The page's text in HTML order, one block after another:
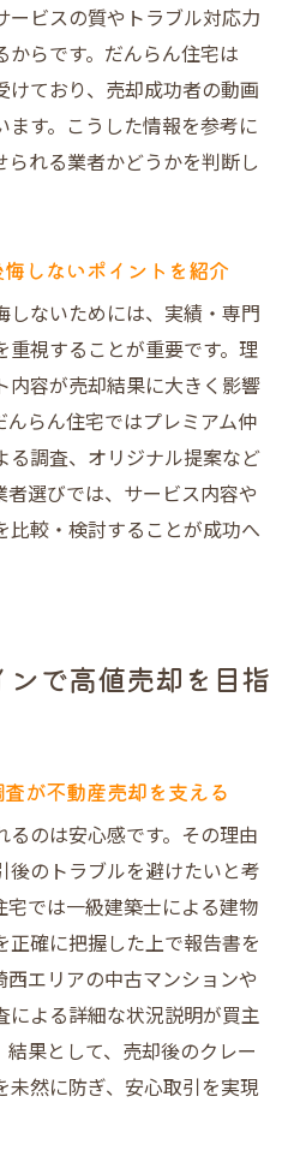
ングの活用法を紹介
ておくべき税金や法的知
取サービスの選び方ポイ
ミングと相場チェックの
プレミアム売却の実力
動産売却が高評価を得る
実現する不動産売却の付
動産売却の安心体験とは
市北区不動産売却ポイン
産売却を成功させるコツ
前に調べて不動産売却対
を知り最適な不動産売却
比較で後悔しないコツを
ビスの質やトラブル対応力
らです。だんらん住宅は
けており、売却成功者の動画
す。こうした情報を参考に
れる業者かどうかを判断し
しないポイントを紹介
ないためには、実績・専門
視することが重要です。理
内容が売却結果に大きく影響
らん住宅ではプレミアム仲
る調査、オリジナル提案など
選びでは、サービス内容や
較・検討することが成功へ
で高値売却を目指
が不動産売却を支える
のは安心感です。その理由
のトラブルを避けたいと考
では一級建築士による建物
確に把握した上で報告書を
エリアの中古マンションや
よる詳細な状況説明が買主
果として、売却後のクレー
然に防ぎ、安心取引を実現